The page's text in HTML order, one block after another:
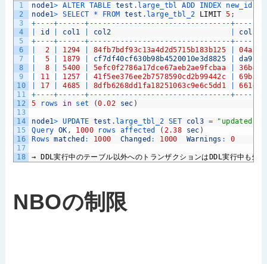
1
2
3
4
5
6
7
8
9
10
11
12
13
14
15
16
17
18
node1> ALTER TABLE test . large_tbl ADD INDEX new_idx2
node1> SELECT * FROM test . large_tbl_2 LIMIT 5 ;
+ -- --+ -- -- --+ -- -- -- -- -- -- -- -- -- -- -- -- -- -- -- --+-- --
id col1 col2
col3
+ -- --+ -- -- --+ -- -- -- -- -- -- -- -- -- -- -- -- -- -- -- --+-- --
2 1294 84fb7bdf93c13a4d2d5715b183b125
5 1879 cf7df40cf630b98b4520010e3d8825
8 5400 5efc0f2786a17dce67aeb2ae9fcbaa
11 1257 41f5ee376ee2b7578590cd2b99442c
17 4685 8dfb6268dd1fa18251063c9e6c5dd1
+ -- --+ -- -- --+ -- -- -- -- -- -- -- -- -- -- -- -- -- -- -- --+-- --
5
rows in set (0.02 sec )
node1> UPDATE test . large_tbl_2 SET col3 = "updated"
Query OK , 1000 rows affected ( 2.38 sec )
Rows matched : 1000 Changed : 1000 Warnings : 0
→ DDL実行中のテーブル以外へのトランザクションはDDL実行中も処
NBOの制限